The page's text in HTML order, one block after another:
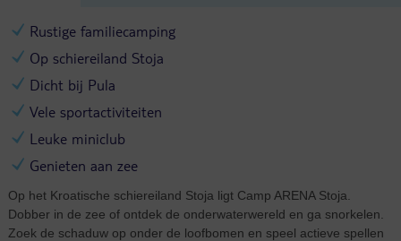
Rustige familiecamping
Op schiereiland Stoja
Dicht bij Pula
Vele sportactiviteiten
Leuke miniclub
Genieten aan zee
Op het Kroatische schiereiland Stoja ligt Camp ARENA Stoja.
Dobber in de zee of ontdek de onderwaterwereld en ga snorkelen.
Zoek de schaduw op onder de loofbomen en speel actieve spellen